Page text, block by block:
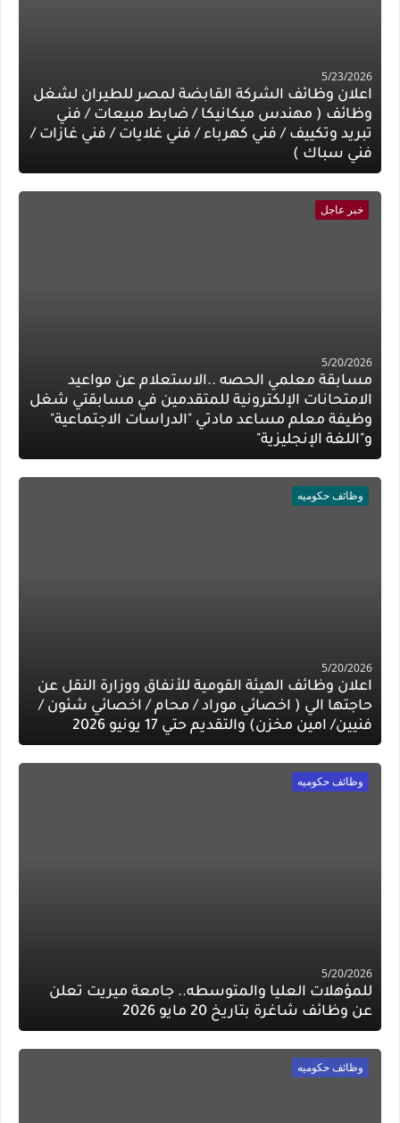
5/23/2026
اعلان وظائف الشركة القابضة لمصر للطيران لشغل
وظائف ( مهندس ميكانيكا / ضابط مبيعات / فني
تبريد وتكييف / فني كهرباء / فني غلايات / فني غازات /
فني سباك )
خبر عاجل
5/20/2026
مسابقة معلمي الحصه ..الاستعلام عن مواعيد
الامتحانات الإلكترونية للمتقدمين في مسابقتي شغل
وظيفة معلم مساعد مادتي "الدراسات الاجتماعية"
و"اللغة الإنجليزية"
وظائف حكوميه
5/20/2026
اعلان وظائف الهيئة القومية للأنفاق ووزارة النقل عن
حاجتها الي ( اخصائي موراد / محام / اخصائي شئون /
فنيين/ امين مخزن) والتقديم حتي 17 يونيو 2026
وظائف حكوميه
5/20/2026
للمؤهلات العليا والمتوسطه.. جامعة ميريت تعلن
عن وظائف شاغرة بتاريخ 20 مايو 2026
وظائف حكوميه